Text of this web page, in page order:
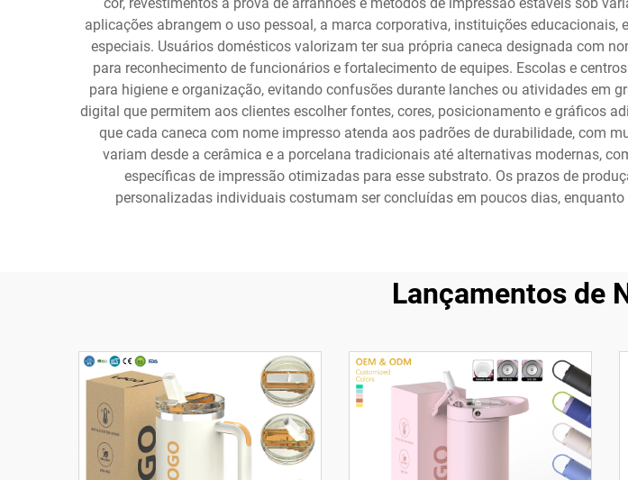
aplicações abrangem o uso pessoal, a marca corporativa, instituições
especiais. Usuários domésticos valorizam ter sua própria caneca designada com
para reconhecimento de funcionários e fortalecimento de equipes. Escolas e
para higiene e organização, evitando confusões durante lanches ou atividades em
digital que permitem aos clientes escolher fontes, cores, posicionamento e gráficos
que cada caneca com nome impresso atenda aos padrões de durabilidade, com
variam desde a cerâmica e a porcelana tradicionais até alternativas modernas,
específicas de impressão otimizadas para esse substrato. Os prazos de
personalizadas individuais costumam ser concluídas em poucos dias,
Lançamentos de